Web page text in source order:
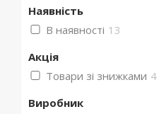
Наявність
В наявності 13
Акція
Товари зі знижками 4
Виробник